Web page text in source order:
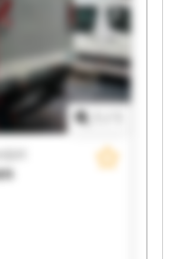
Frank Pelka
Maschinen GmbH
Pelka